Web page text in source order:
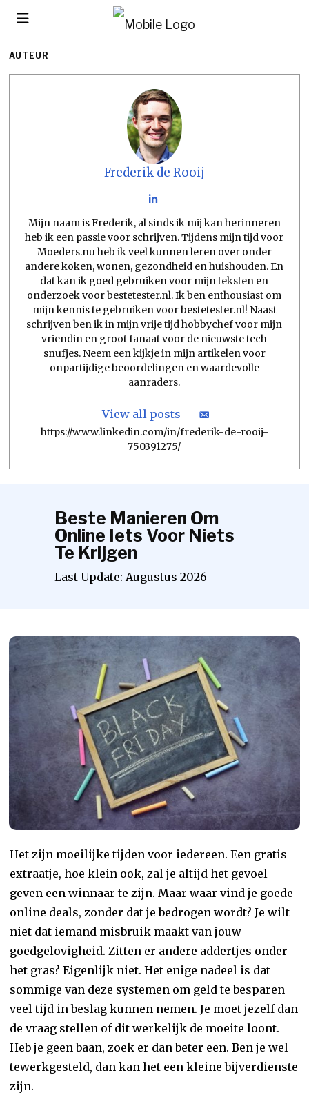
AUTEUR
Frederik de Rooij
Mijn naam is Frederik, al sinds ik mij kan herinneren
heb ik een passie voor schrijven. Tijdens mijn tijd voor
Moeders.nu heb ik veel kunnen leren over onder
andere koken, wonen, gezondheid en huishouden. En
dat kan ik goed gebruiken voor mijn teksten en
onderzoek voor bestetester.nl. Ik ben enthousiast om
mijn kennis te gebruiken voor bestetester.nl! Naast
schrijven ben ik in mijn vrije tijd hobbychef voor mijn
vriendin en groot fanaat voor de nieuwste tech
snufjes. Neem een kijkje in mijn artikelen voor
onpartijdige beoordelingen en waardevolle
aanraders.
View all posts
https://www.linkedin.com/in/frederik-de-rooij-
750391275/
Beste Manieren Om
Online Iets Voor Niets
Te Krijgen
Last Update: Augustus 2026
Het zijn moeilijke tijden voor iedereen. Een gratis
extraatje, hoe klein ook, zal je altijd het gevoel
geven een winnaar te zijn. Maar waar vind je goede
online deals, zonder dat je bedrogen wordt? Je wilt
niet dat iemand misbruik maakt van jouw
goedgelovigheid. Zitten er andere addertjes onder
het gras? Eigenlijk niet. Het enige nadeel is dat
sommige van deze systemen om geld te besparen
veel tijd in beslag kunnen nemen. Je moet jezelf dan
de vraag stellen of dit werkelijk de moeite loont.
Heb je geen baan, zoek er dan beter een. Ben je wel
tewerkgesteld, dan kan het een kleine bijverdienste
zijn.